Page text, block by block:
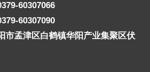
60307066
60307090
市孟津区白鹤镇华阳产业集聚区伏